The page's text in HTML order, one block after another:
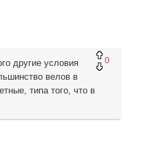
0
другие условия
велов в
типа того, что в